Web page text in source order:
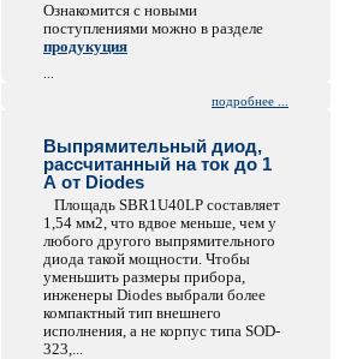
Ознакомится с новыми
поступлениями можно в разделе
продукуция
подробнее ...
Выпрямительный диод,
рассчитанный на ток до 1
А от Diodes
Площадь SBR1U40LP составляет
1,54 мм2, что вдвое меньше, чем у
любого другого выпрямительного
диода такой мощности. Чтобы
уменьшить размеры прибора,
инженеры Diodes выбрали более
компактный тип внешнего
исполнения, а не корпус типа SOD-
323,...